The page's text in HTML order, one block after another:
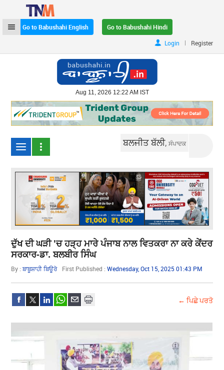
Go to Babushahi English
Go to Babushahi Hindi
Login
| Register
Aug 11, 2026 12:22 AM IST
ਬਲਜੀਤ ਬੱਲੀ,ਸੰਪਾਦਕ
ਦੁੱਖ ਦੀ ਘੜੀ 'ਚ ਹੜ੍ਹ ਮਾਰੇ ਪੰਜਾਬ ਨਾਲ ਵਿਤਕਰਾ ਨਾ ਕਰੇ ਕੇਂਦਰ
ਸਰਕਾਰ-ਡਾ. ਬਲਬੀਰ ਸਿੰਘ
By :ਬਾਬੂਸ਼ਾਹੀ ਬਿਊਰੋ First Published :Wednesday, Oct 15, 2025 01:43 PM
← ਪਿਛੇ ਪਰਤੋ